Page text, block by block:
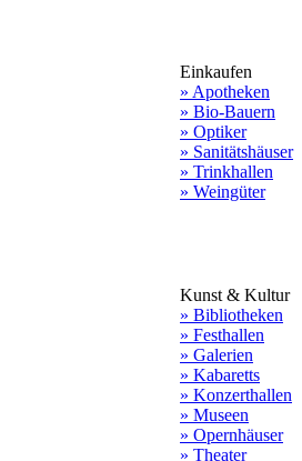
Einkaufen
» Apotheken
» Bio-Bauern
» Optiker
» Sanitätshäuser
» Trinkhallen
» Weingüter
Kunst & Kultur
» Bibliotheken
» Festhallen
» Galerien
» Kabaretts
» Konzerthallen
» Museen
» Opernhäuser
» Theater